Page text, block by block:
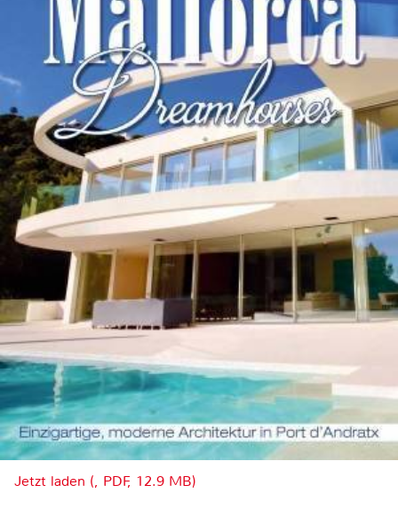
Jetzt laden (, PDF, 12.9 MB)